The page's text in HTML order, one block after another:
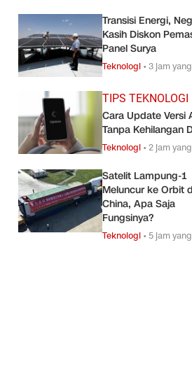
Transisi Energi,
Kasih Diskon
Panel Surya
Teknologi •3 jam
TIPS TEKNOLOGI
Cara Update Versi
Tanpa Kehilangan
Teknologi •2 jam
Satelit Lampung-1
Meluncur ke Orbit
China, Apa Saja
Fungsinya?
Teknologi • 5 jam